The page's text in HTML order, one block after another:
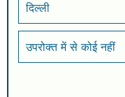
दिल्ली
उपरोक्त में से कोई नहीं